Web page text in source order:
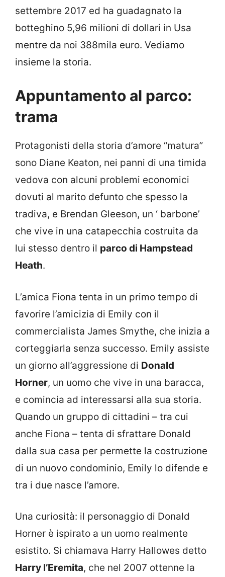
settembre 2017 ed ha guadagnato la
botteghino 5,96 milioni di dollari in Usa
mentre da noi 388mila euro. Vediamo
insieme la storia.
Appuntamento al parco:
trama
Protagonisti della storia d’amore “matura”
sono Diane Keaton, nei panni di una timida
vedova con alcuni problemi economici
dovuti al marito defunto che spesso la
tradiva, e Brendan Gleeson, un ‘ barbone’
che vive in una catapecchia costruita da
lui stesso dentro il parco di Hampstead
Heath.
L’amica Fiona tenta in un primo tempo di
favorire l’amicizia di Emily con il
commercialista James Smythe, che inizia a
corteggiarla senza successo. Emily assiste
un giorno all’aggressione di Donald
Horner, un uomo che vive in una baracca,
e comincia ad interessarsi alla sua storia.
Quando un gruppo di cittadini – tra cui
anche Fiona – tenta di sfrattare Donald
dalla sua casa per permette la costruzione
di un nuovo condominio, Emily lo difende e
tra i due nasce l’amore.
Una curiosità: il personaggio di Donald
Horner è ispirato a un uomo realmente
esistito. Si chiamava Harry Hallowes detto
Harry l’Eremita, che nel 2007 ottenne la